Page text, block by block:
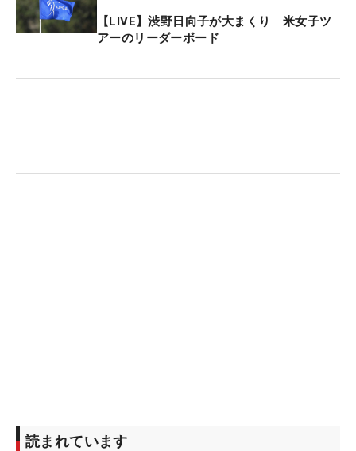
行い、各ホールでスコアがいいほうを選択する方
式）で4日間戦われる。
【LIVE】渋野日向子が大まくり 米女子ツ
アーのリーダーボード
読まれています